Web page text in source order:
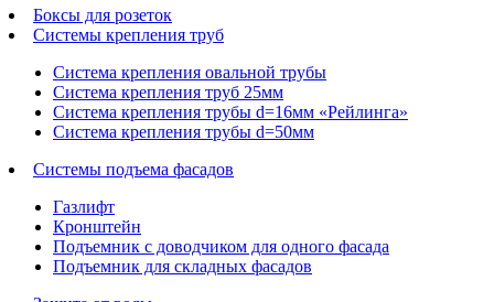
Боксы для розеток
Системы крепления труб
Система крепления овальной трубы
Система крепления труб 25мм
Система крепления трубы d=16мм «Рейлинга»
Система крепления трубы d=50мм
Системы подъема фасадов
Газлифт
Кронштейн
Подъемник с доводчиком для одного фасада
Подъемник для складных фасадов